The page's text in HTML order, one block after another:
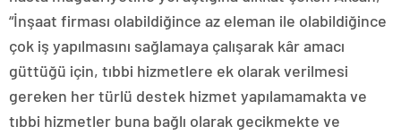
“İnşaat firması olabildiğince az eleman ile olabildiğince
çok iş yapılmasını sağlamaya çalışarak kâr amacı
güttüğü için, tıbbi hizmetlere ek olarak verilmesi
gereken her türlü destek hizmet yapılamamakta ve
tıbbi hizmetler buna bağlı olarak gecikmekte ve